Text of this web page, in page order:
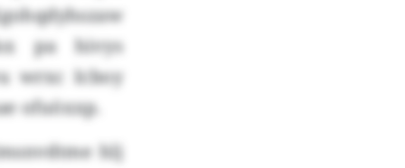
pa hivys
wrxc Icboy
ofuöxxp.
hlj